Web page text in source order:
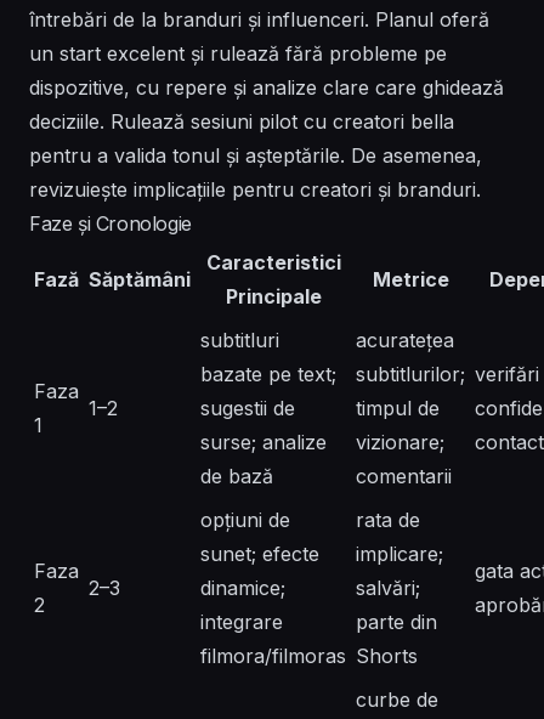
întrebări de la branduri și influenceri. Planul oferă
un start excelent și rulează fără probleme pe
dispozitive, cu repere și analize clare care ghidează
deciziile. Rulează sesiuni pilot cu creatori bella
pentru a valida tonul și așteptările. De asemenea,
revizuiește implicațiile pentru creatori și branduri.
Faze și Cronologie
Fază Săptămâni
Caracteristici
Principale
Metrice
Faza
1
1–2
subtitluri
bazate pe text;
sugestii de
surse; analize
de bază
acuratețea
subtitlurilor;
timpul de
vizionare;
comentarii
verifări
Faza
2
2–3
opțiuni de
sunet; efecte
dinamice;
integrare
filmora/filmoras
rata de
implicare;
salvări;
parte din
Shorts
gata
curbe de